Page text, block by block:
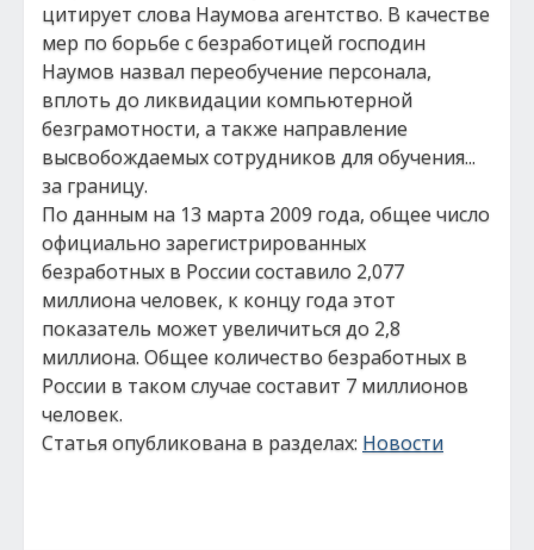
цитирует слова Наумова агентство. В качестве
мер по борьбе с безработицей господин
Наумов назвал переобучение персонала,
вплоть до ликвидации компьютерной
безграмотности, а также направление
высвобождаемых сотрудников для обучения...
за границу.
По данным на 13 марта 2009 года, общее число
официально зарегистрированных
безработных в России составило 2,077
миллиона человек, к концу года этот
показатель может увеличиться до 2,8
миллиона. Общее количество безработных в
России в таком случае составит 7 миллионов
человек.
Статья опубликована в разделах: Новости